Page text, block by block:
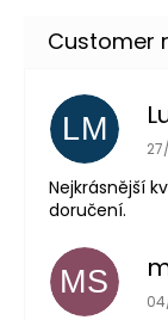
LM
Nejkrásnější
doručení.
MS